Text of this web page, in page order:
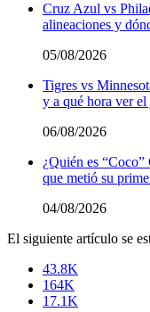
Cruz Azul vs
alineaciones y
05/08/2026
Tigres vs
y a qué hora ver
06/08/2026
¿Quién es
que metió su
04/08/2026
El siguiente artículo se
43.8K
164K
17.1K